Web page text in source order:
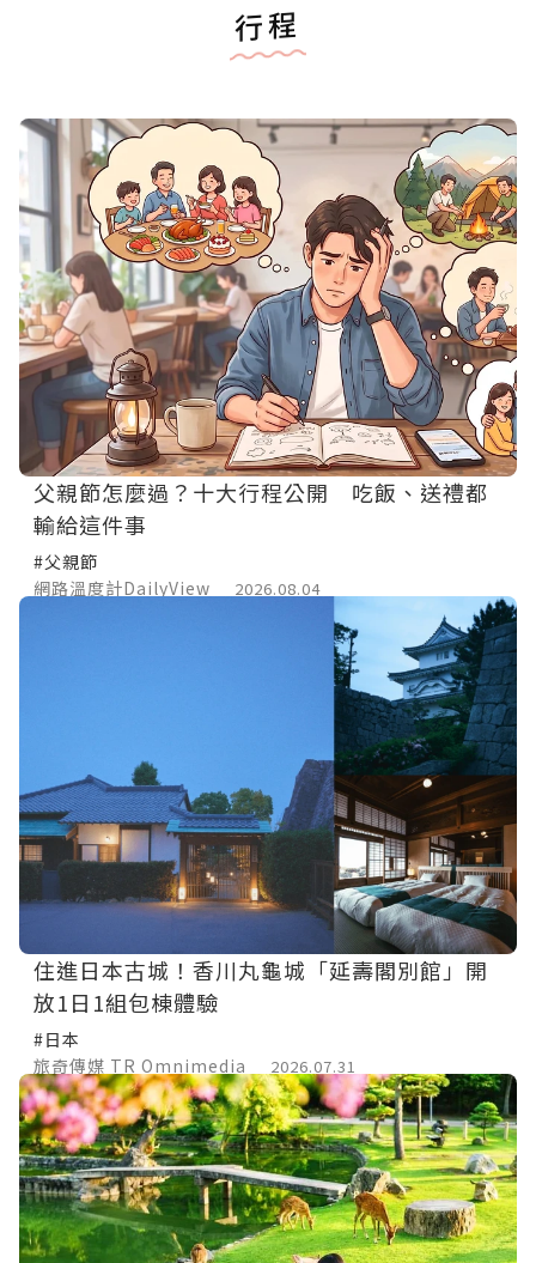
行程
父親節怎麼過？十大行程公開 吃飯、送禮都
輸給這件事
#父親節
網路溫度計DailyView
2026.08.04
住進日本古城！香川丸龜城「延壽閣別館」開
放1日1組包棟體驗
#日本
旅奇傳媒 TR Omnimedia
2026.07.31